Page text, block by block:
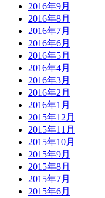
2016年9月
2016年8月
2016年7月
2016年6月
2016年5月
2016年4月
2016年3月
2016年2月
2016年1月
2015年12月
2015年11月
2015年10月
2015年9月
2015年8月
2015年7月
2015年6月